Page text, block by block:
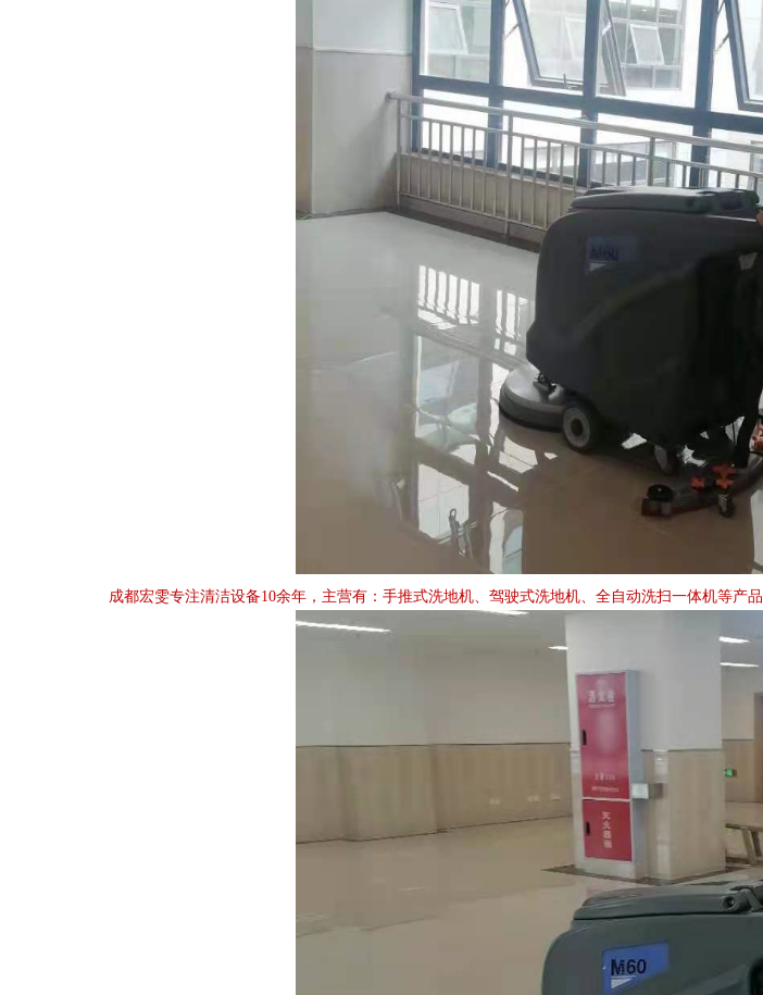
成都宏雯专注清洁设备10余年，主营有：手推式洗地机、驾驶式洗地机、全自动洗扫一体机等产